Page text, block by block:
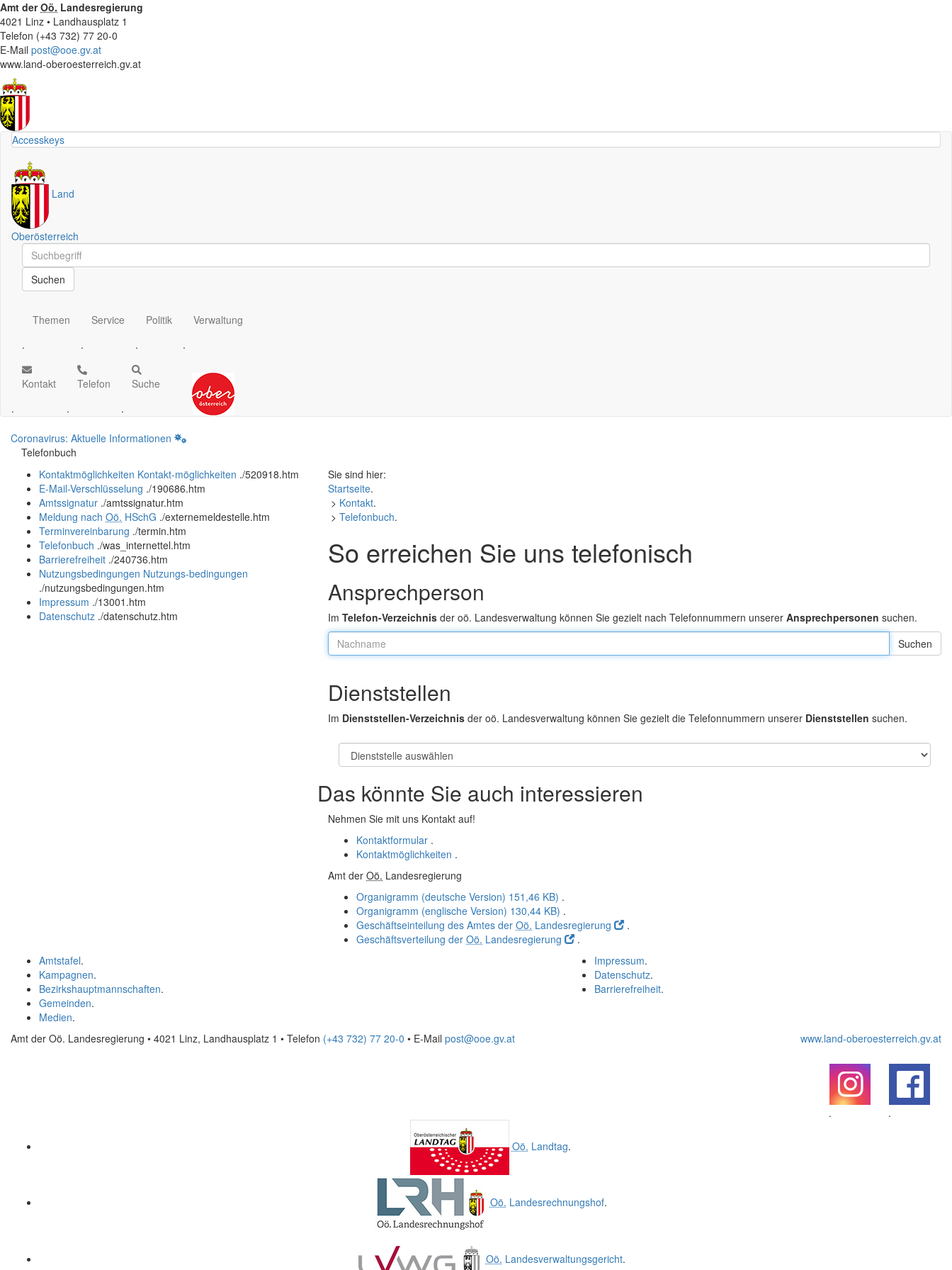
Amt derOö. Landesregierung
4021 Linz • Landhausplatz 1
Telefon (+43 732) 77 20-0
E-Mail post@ooe.gv.at
www.land-oberoesterreich.gv.at
Accesskeys
Land
Oberösterreich
Schnellsuche
Schnellsuche
Suchen
Themen
.
Service
.
Politik
.
Verwaltung
.
Kontakt
.
Telefon
.
Suche
.
Coronavirus: Aktuelle Informationen
Telefonbuch
Kontaktmöglichkeiten Kontakt-möglichkeiten ./520918.htm
E-Mail-Verschlüsselung ./190686.htm
Amtssignatur ./amtssignatur.htm
Meldung nach Oö. HSchG ./externemeldestelle.htm
Terminvereinbarung ./termin.htm
Telefonbuch ./was_internettel.htm
Barrierefreiheit ./240736.htm
Nutzungsbedingungen Nutzungs-bedingungen
./nutzungsbedingungen.htm
Impressum ./13001.htm
Datenschutz ./datenschutz.htm
Sie sind hier:
Startseite.
> Kontakt.
> Telefonbuch.
So erreichen Sie uns telefonisch
Ansprechperson
Im Telefon-Verzeichnis der oö. Landesverwaltung können Sie gezielt nach Telefonnummern unserer Ansprechpersonen suchen.
Nachname:
Dienststellen
Im Dienststellen-Verzeichnis der oö. Landesverwaltung können Sie gezielt die Telefonnummern unserer Dienststellen suchen.
Das könnte Sie auch interessieren
Nehmen Sie mit uns Kontakt auf!
Kontaktformular .
Kontaktmöglichkeiten .
Amt der Oö. Landesregierung
Organigramm (deutsche Version) 151,46 KB) .
Organigramm (englische Version) 130,44 KB) .
Geschäftseinteilung des Amtes der Oö. Landesregierung
.
Geschäftsverteilung der Oö. Landesregierung
.
Impressum.
Datenschutz.
Barrierefreiheit.
Amtstafel.
Kampagnen.
Bezirkshauptmannschaften.
Gemeinden.
Medien.
Amt der Oö. Landesregierung • 4021 Linz, Landhausplatz 1 • Telefon (+43 732) 77 20-0 • E-Mail post@ooe.gv.at www.land-oberoesterreich.gv.at
.
.
Oö. Landtag.
Oö. Landesrechnungshof.
Oö. Landesverwaltungsgericht.